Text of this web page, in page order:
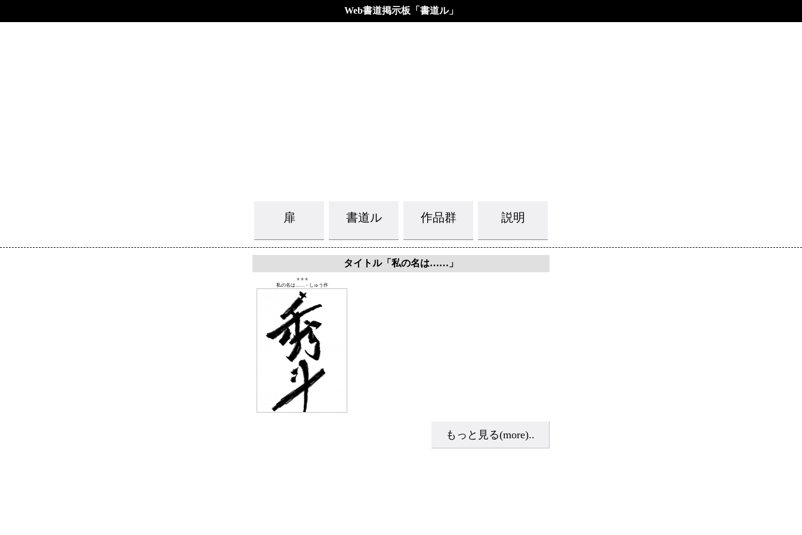
Web書道掲示板「書道ル」
扉 書道ル 作品群 説明
タイトル「私の名は……」
★★★
私の名は…… - しゅう作
もっと見る(more)..